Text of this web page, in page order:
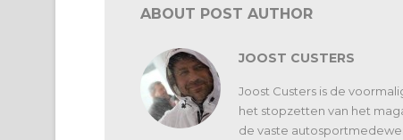
ABOUT POST AUTHOR
JOOST CUSTERS
Joost Custers is de
het stopzetten van het
de vaste